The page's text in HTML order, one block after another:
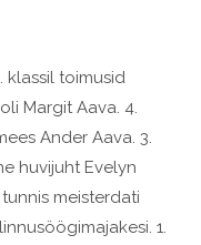
klassil toimusid
Margit Aava. 4.
Ander Aava. 3.
huvijuht Evelyn
meisterdati
1.